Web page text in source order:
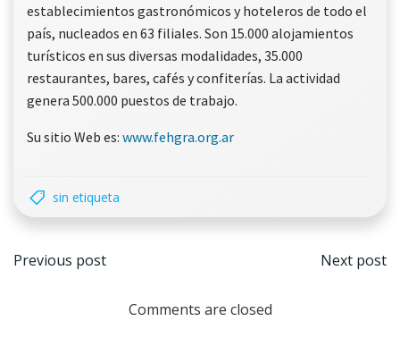
establecimientos gastronómicos y hoteleros de todo el
país, nucleados en 63 filiales. Son 15.000 alojamientos
turísticos en sus diversas modalidades, 35.000
restaurantes, bares, cafés y confiterías. La actividad
genera 500.000 puestos de trabajo.
Su sitio Web es: www.fehgra.org.ar
sin etiqueta
Navegación
Previous post Next post
Comments are closed